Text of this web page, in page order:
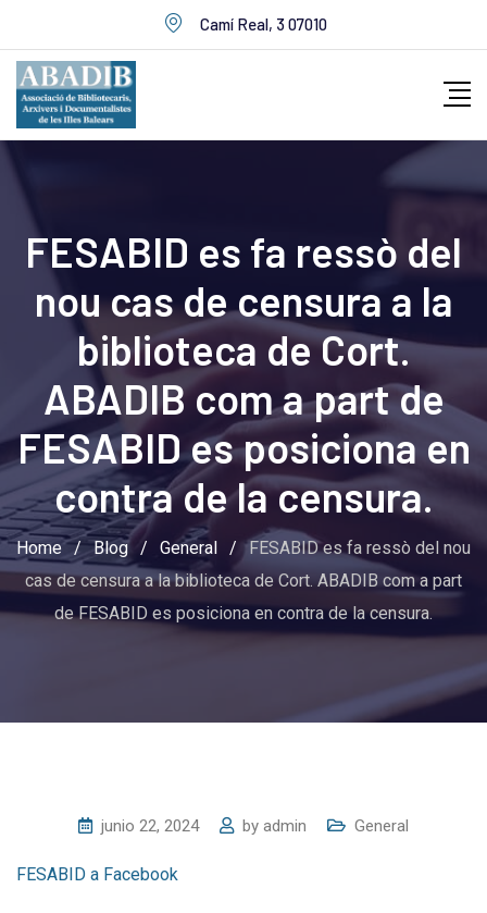
to
content
Camí Real, 3 07010
FESABID es fa ressò del
nou cas de censura a la
biblioteca de Cort.
ABADIB com a part de
FESABID es posiciona en
contra de la censura.
Home / Blog / General /
FESABID es fa ressò del nou
cas de censura a la biblioteca de Cort. ABADIB com a part
de FESABID es posiciona en contra de la censura.
junio 22, 2024 by admin General
FESABID a Facebook